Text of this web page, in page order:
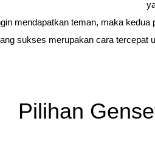
mendapatkan teman, maka
sukses merupakan cara tercepat
Pilihan